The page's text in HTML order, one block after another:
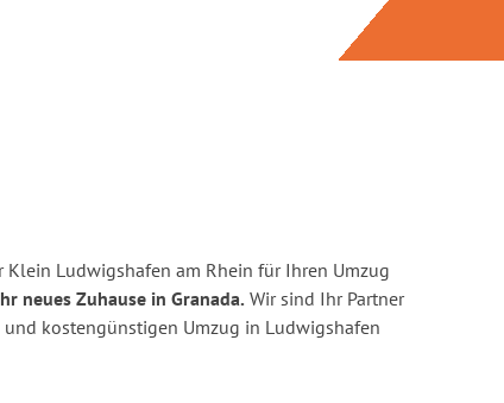
Klein Ludwigshafen am Rhein für Ihren Umzug
neues Zuhause in Granada. Wir sind Ihr Partner
kostengünstigen Umzug in Ludwigshafen